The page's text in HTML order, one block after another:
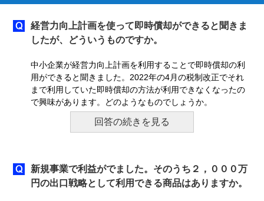
経営力向上計画を使って即時償却ができると聞きま
したが、どういうものですか。
中小企業が経営力向上計画を利用することで即時償却の利
用ができると聞きました。2022年の4月の税制改正でそれ
まで利用していた即時償却の方法が利用できなくなったの
で興味があります。どのようなものでしょうか。
回答の続きを見る
新規事業で利益がでました。そのうち２，０００万
円の出口戦略として利用できる商品はありますか。